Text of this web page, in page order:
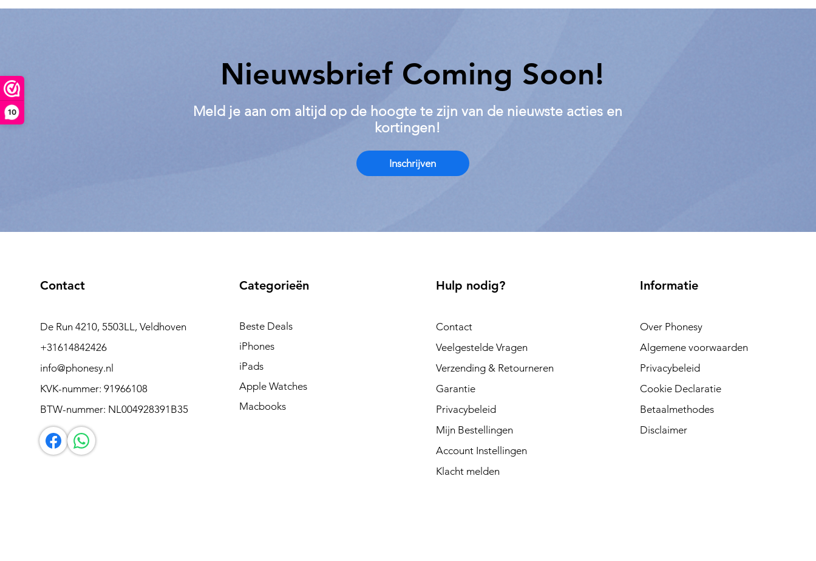
10
Nieuwsbrief Coming Soon!
Meld je aan om altijd op de hoogte te zijn van de nieuwste acties en
kortingen!
Inschrijven
Contact
De Run 4210, 5503LL, Veldhoven
+31614842426
info@phonesy.nl
KVK-nummer: 91966108
BTW-nummer: NL004928391B35
Categorieën
Beste Deals
iPhones
iPads
Apple Watches
Macbooks
Hulp nodig?
Contact
Veelgestelde Vragen
Verzending & Retourneren
Garantie
Privacybeleid
Mijn Bestellingen
Account Instellingen
Klacht melden
Informatie
Over Phonesy
Algemene voorwaarden
Privacybeleid
Cookie Declaratie
Betaalmethodes
Disclaimer